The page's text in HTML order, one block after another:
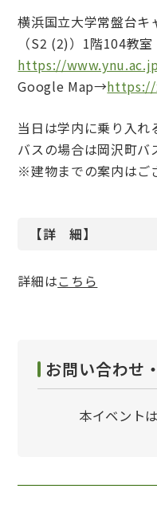
横浜国立大学常盤台キ
（S2 (2)）1階104教室
https://
Google Map→https://
当日は学内に乗り入れ
バスの場合は岡沢町バ
※建物までの案内はご
【詳 細】
詳細はこちら
お問い合わせ
本イベント